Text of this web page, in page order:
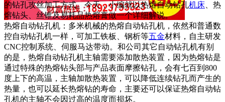
的钻孔攻丝加工方式。今天，小编就以热熔自动钻孔机床 、热
熔钻头、丝锥及易耗品热熔膏做一个详细解说。
热熔自动钻孔机：多米机械的热熔自动钻孔机，依然和普通数
控自动钻孔机一样，可加工铁板、钢析等五金材料，自主研发
CNC控制系统、伺服马达带动。和公司其它自动钻孔机有别
的是，热熔自动钻孔机主轴需要添加散热装置，因为热熔钻是
通过特殊的热熔钻头部与产品表面摩擦钻孔，会有七百到800
度上下的高温，主轴加散热装置，可以降低连续钻孔而产生的
热量，也可以延长热熔钻的寿命，主要还可以保证热熔自动钻
孔机的主轴不会因过高的温度而损坏。